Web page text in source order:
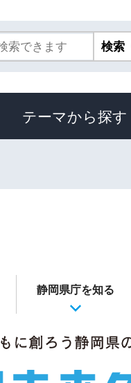
テーマから探す
静岡県庁を知る